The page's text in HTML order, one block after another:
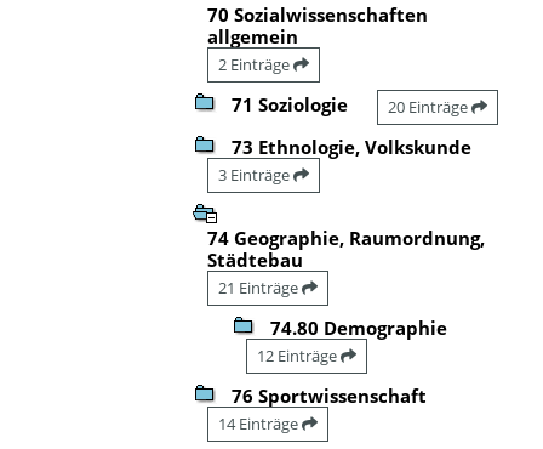
70 Sozialwissenschaften
allgemein
2 Einträge
71 Soziologie 20 Einträge
73 Ethnologie, Volkskunde
3 Einträge
74 Geographie, Raumordnung,
Städtebau
21 Einträge
74.80 Demographie
12 Einträge
76 Sportwissenschaft
14 Einträge